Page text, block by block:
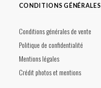
CONDITIONS GÉNÉRALES
Conditions générales de vente
Politique de confidentialité
Mentions légales
Crédit photos et mentions